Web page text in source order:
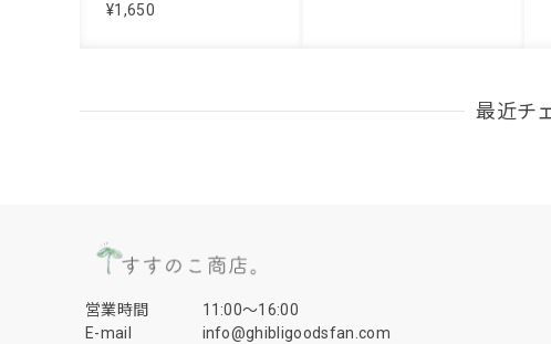
¥1,650
最近チ
営業時間
11:00〜16:00
E-mail
info@ghibligoodsfan.com